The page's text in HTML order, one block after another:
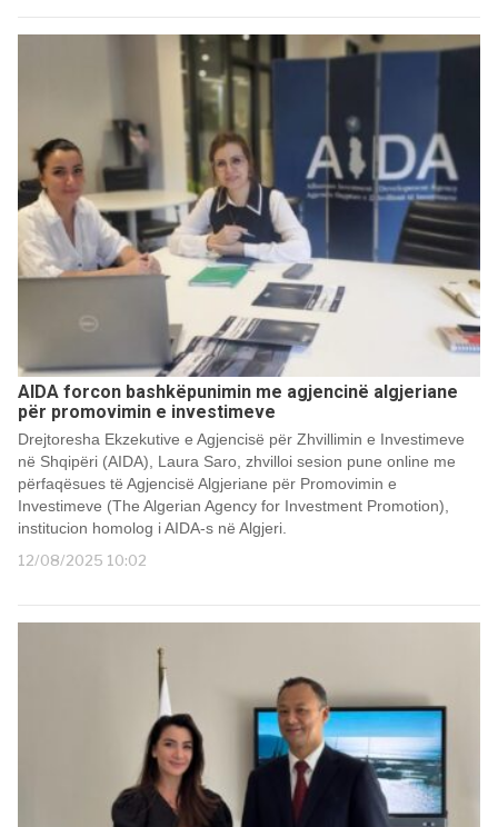
AIDA forcon bashkëpunimin me agjencinë algjeriane
për promovimin e investimeve
Drejtoresha Ekzekutive e Agjencisë për Zhvillimin e Investimeve
në Shqipëri (AIDA), Laura Saro, zhvilloi sesion pune online me
përfaqësues të Agjencisë Algjeriane për Promovimin e
Investimeve (The Algerian Agency for Investment Promotion),
institucion homolog i AIDA-s në Algjeri.
12/08/2025 10:02